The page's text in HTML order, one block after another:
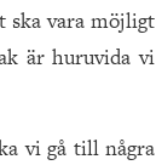
vara möjligt
är huruvida vi
vi gå till några